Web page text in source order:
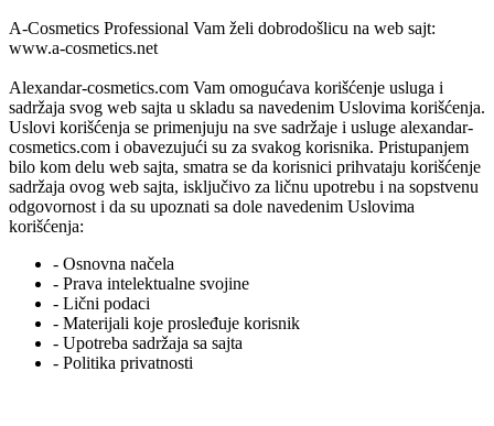
A-Cosmetics Professional Vam želi dobrodošlicu na web sajt:
www.a-cosmetics.net
Alexandar-cosmetics.com Vam omogućava korišćenje usluga i
sadržaja svog web sajta u skladu sa navedenim Uslovima korišćenja.
Uslovi korišćenja se primenjuju na sve sadržaje i usluge alexandar-
cosmetics.com i obavezujući su za svakog korisnika. Pristupanjem
bilo kom delu web sajta, smatra se da korisnici prihvataju korišćenje
sadržaja ovog web sajta, isključivo za ličnu upotrebu i na sopstvenu
odgovornost i da su upoznati sa dole navedenim Uslovima
korišćenja:
- Osnovna načela
- Prava intelektualne svojine
- Lični podaci
- Materijali koje prosleđuje korisnik
- Upotreba sadržaja sa sajta
- Politika privatnosti